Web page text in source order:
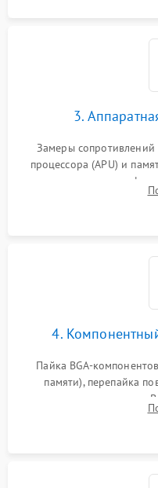
3.
Замеры
процессора (APU) и
микросхем
4.
Пайка BGA-
памяти), перепайка
контроллеров питания.
неисправного жесткого